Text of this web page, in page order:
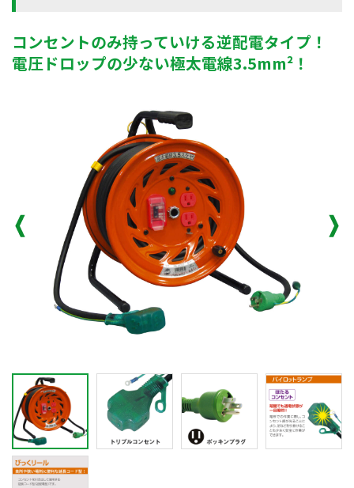
コンセントのみ持っていける逆配電タイプ！
電圧ドロップの少ない極太電線3.5mm²！